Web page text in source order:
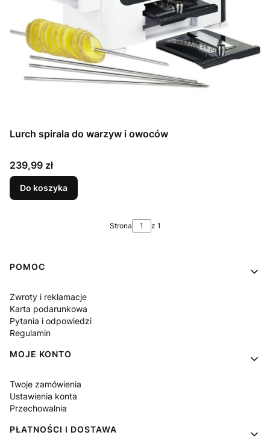
Lurch spirala do warzyw i owoców
Cena
239,99 zł
Do koszyka
Strona z 1
Linki w stopce
POMOC
Zwroty i reklamacje
Karta podarunkowa
Pytania i odpowiedzi
Regulamin
MOJE KONTO
Twoje zamówienia
Ustawienia konta
Przechowalnia
PŁATNOŚCI I DOSTAWA